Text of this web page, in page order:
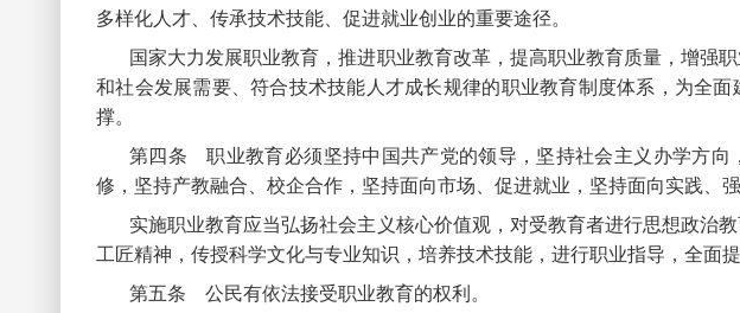
多样化人才、传承技术技能、促进就业创业的重要途径。
国家大力发展职业教育，推进职业教育改革，提高职业教育质量，增强
和社会发展需要、符合技术技能人才成长规律的职业教育制度体系，为全
撑。
第四条 职业教育必须坚持中国共产党的领导，坚持社会主义办学方向
修，坚持产教融合、校企合作，坚持面向市场、促进就业，坚持面向实践、
实施职业教育应当弘扬社会主义核心价值观，对受教育者进行思想政治
工匠精神，传授科学文化与专业知识，培养技术技能，进行职业指导，全面
第五条 公民有依法接受职业教育的权利。